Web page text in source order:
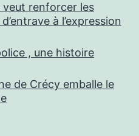
veut renforcer les
à l’expression
, une histoire
de Crécy emballe le